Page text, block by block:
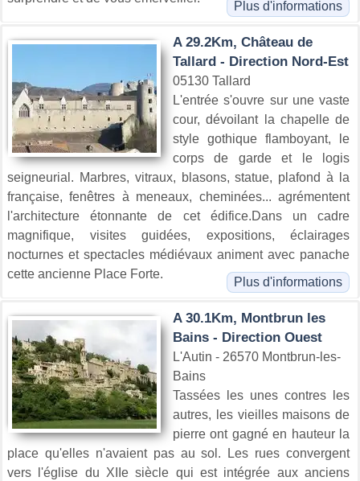
Plus d'informations
A 29.2Km, Château de
Tallard - Direction Nord-Est
05130 Tallard
L'entrée s'ouvre sur une vaste
cour, dévoilant la chapelle de
style gothique flamboyant, le
corps de garde et le logis
seigneurial. Marbres, vitraux, blasons, statue, plafond à la
française, fenêtres à meneaux, cheminées... agrémentent
l'architecture étonnante de cet édifice.Dans un cadre
magnifique, visites guidées, expositions, éclairages
nocturnes et spectacles médiévaux animent avec panache
cette ancienne Place Forte.
Plus d'informations
A 30.1Km, Montbrun les
Bains - Direction Ouest
L'Autin - 26570 Montbrun-les-
Bains
Tassées les unes contres les
autres, les vieilles maisons de
pierre ont gagné en hauteur la
place qu'elles n'avaient pas au sol. Les rues convergent
vers l'église du XIIe siècle qui est intégrée aux anciens